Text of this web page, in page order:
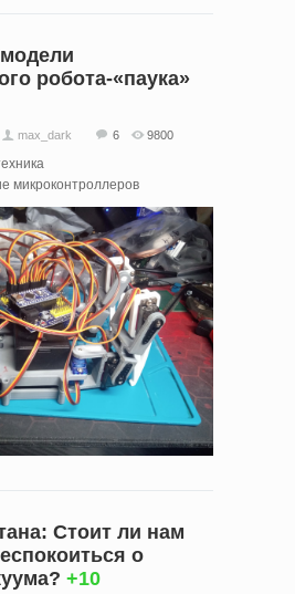
робота-«паука»
max_dark 6 9800
микроконтроллеров
Стоит ли нам
о
+10